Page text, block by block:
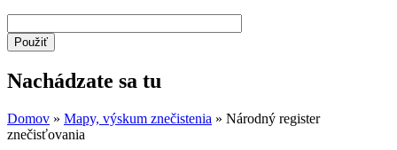
Nachádzate sa tu
Domov » Mapy, výskum znečistenia » Národný register
znečisťovania